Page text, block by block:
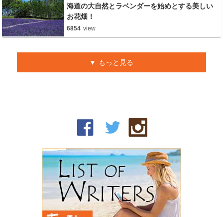
海道の大自然とラベンダーを始めとする美しい
お花畑！
6854 view
もっと見る